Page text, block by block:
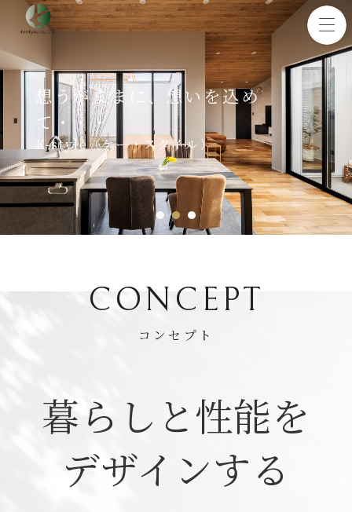
想うがままに、想いを込め
て・・・
K-style（ケー・スタイル）
1 2 3
CONCEPT
コンセプト
暮らしと性能を
デザインする